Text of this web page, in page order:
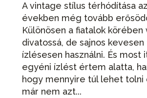
A vintage stílus térhódítása
években még tovább
Különösen a fiatalok körében
divatossá, de sajnos kevesen
ízlésesen használni. És most
egyéni ízlést értem alatta,
hogy mennyire túl lehet tolni
már nem azt...